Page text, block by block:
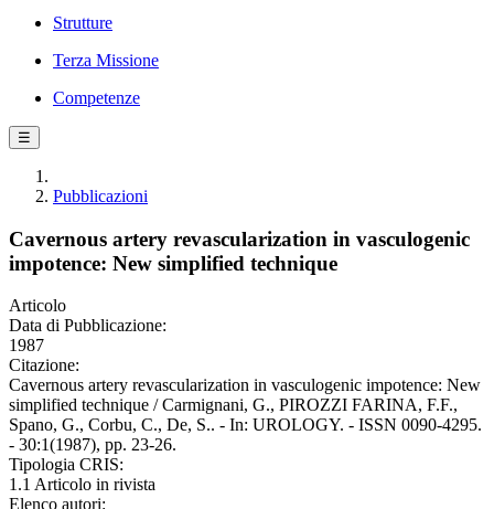
Strutture
Terza Missione
Competenze
☰
Pubblicazioni
Cavernous artery revascularization in vasculogenic
impotence: New simplified technique
Articolo
Data di Pubblicazione:
1987
Citazione:
Cavernous artery revascularization in vasculogenic impotence: New
simplified technique / Carmignani, G., PIROZZI FARINA, F.F.,
Spano, G., Corbu, C., De, S.. - In: UROLOGY. - ISSN 0090-4295.
- 30:1(1987), pp. 23-26.
Tipologia CRIS:
1.1 Articolo in rivista
Elenco autori: